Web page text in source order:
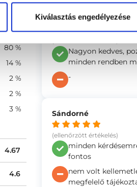
Kiválasztás engedélyezése
80 %
14 %
2 %
2 %
3 %
4.67
4.6
Anonym
Nagyon kedves,
minden rendben
-
Sándorné
(ellenőrzött értékelés)
minden
fontos
nem volt
megfelelő